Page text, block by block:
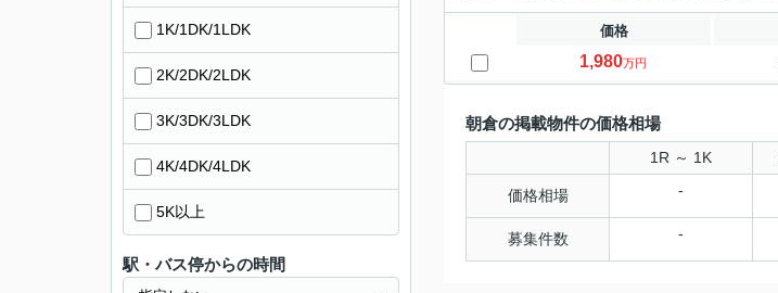
価格
1,980万円
朝倉の掲載物件の価格相場
1R ～ 1K
価格相場 -
募集件数 -
1K/1DK/1LDK
2K/2DK/2LDK
3K/3DK/3LDK
4K/4DK/4LDK
5K以上
駅・バス停からの時間